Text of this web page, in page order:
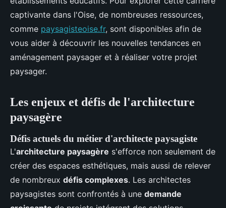
captivante dans l'Oise, de nombreuses ressources,
comme paysagisteoise.fr, sont disponibles afin de
vous aider à découvrir les nouvelles tendances en
aménagement paysager et à réaliser votre projet
paysager.
Les enjeux et défis de l'architecture
paysagère
Défis actuels du métier d'architecte paysagiste
L'architecture paysagère s'efforce non seulement de
créer des espaces esthétiques, mais aussi de relever
de nombreux défis complexes. Les architectes
paysagistes sont confrontés à une demande